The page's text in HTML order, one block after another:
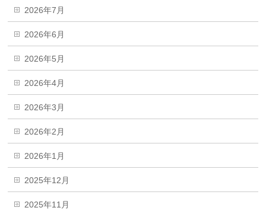
2026年7月
2026年6月
2026年5月
2026年4月
2026年3月
2026年2月
2026年1月
2025年12月
2025年11月